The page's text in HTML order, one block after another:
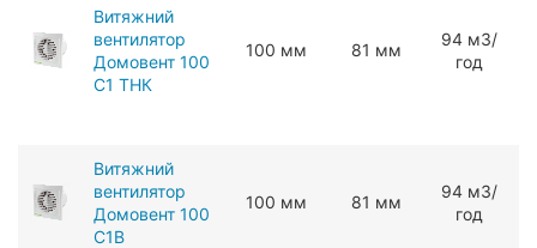
Витяжний
вентилятор
Домовент 100
С1 ТНК
100 мм 81 мм
94 мЗ/
год
Витяжний
вентилятор
Домовент 100
С1В
100 мм 81 мм
94 мЗ/
год